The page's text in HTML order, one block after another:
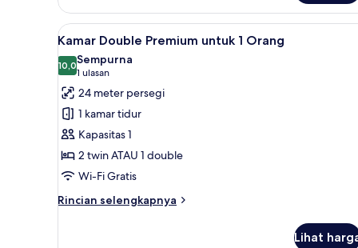
Kamar
Double,
2
Tempat
Tidur
Twin
(Interior)
Lihat
semua
foto
untuk
Kamar
Double
Premium
untuk
1
Orang
Seprai premium, selimut bulu
6
Kamar Double Premium untuk 1 Orang
10,010,0 dari 10
Sempurna
1 ulasan
(1
ulasan)
24 meter persegi
1 kamar tidur
Kapasitas 1
2 twin ATAU 1 double
Wi-Fi Gratis
Rincian selengkapnya
Rincian
Lihat